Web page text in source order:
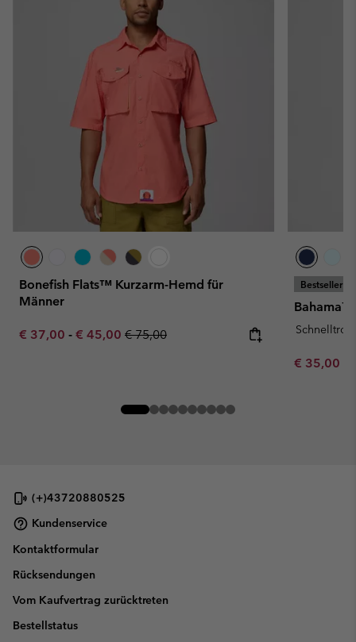
Bonefish Flats™ Kurzarm-Hemd für
Männer
Minimum sale price:
€ 37,00 - Maximum sale price:
€ 45,00 Regular price:
€ 75,00
Bestseller
Bahama™
Minimum
€ 35,00
(+)43720880525
Kundenservice
Kontaktformular
Rücksendungen
Vom Kaufvertrag zurücktreten
Bestellstatus